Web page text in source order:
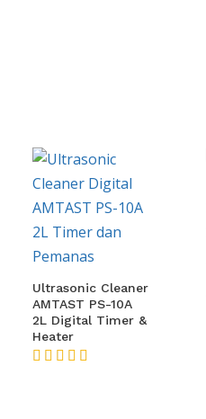
Ultrasonic Cleaner
AMTAST PS-10A
2L Digital Timer &
Heater